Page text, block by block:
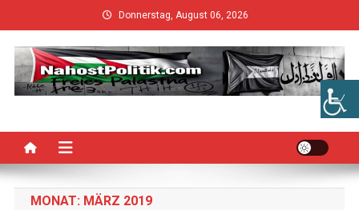
to
content
Donnerstag, August 06, 2026
MONAT: MÄRZ 2019